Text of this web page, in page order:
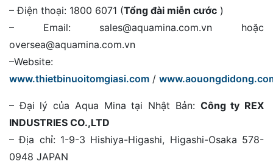
– Điện thoại: 1800 6071 (Tổng đài miễn cước )
– Email: sales@aquamina.com.vn hoặc
oversea@aquamina.com.vn
–Website:
www.thietbinuoitomgiasi.com /
– Đại lý của Aqua Mina tại Nhật Bản: Công ty REX
INDUSTRIES CO.,LTD
– Địa chỉ: 1-9-3 Hishiya-Higashi, Higashi-Osaka 578-
0948 JAPAN